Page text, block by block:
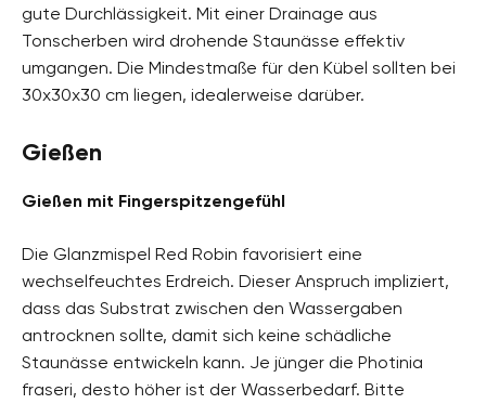
gute Durchlässigkeit. Mit einer Drainage aus
Tonscherben wird drohende Staunässe effektiv
umgangen. Die Mindestmaße für den Kübel sollten bei
30x30x30 cm liegen, idealerweise darüber.
Gießen
Gießen mit Fingerspitzengefühl
Die Glanzmispel Red Robin favorisiert eine
wechselfeuchtes Erdreich. Dieser Anspruch impliziert,
dass das Substrat zwischen den Wassergaben
antrocknen sollte, damit sich keine schädliche
Staunässe entwickeln kann. Je jünger die Photinia
fraseri, desto höher ist der Wasserbedarf. Bitte